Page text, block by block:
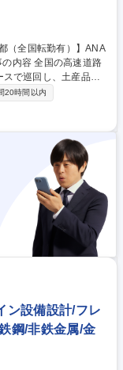
で巡回し、土産品や
り（VMD）を行い、店
的な業務
、道の駅等）を巡回訪
る売場」の構成提案 ■
レイアウト構築 ■現場
げる社内フィードバッ
瞬間を実感できる有形
日
20時間以内
ン設備設計/フレ
鋼/非鉄金属/金